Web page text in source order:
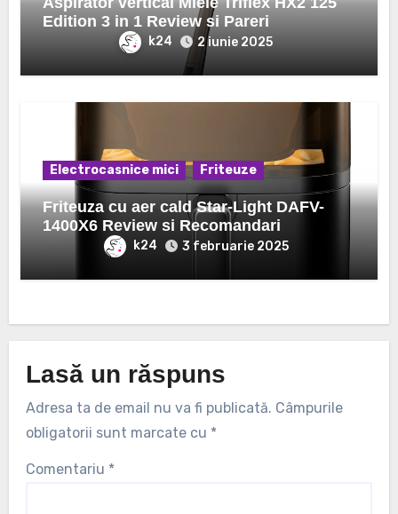
Edition 3 in 1 Review si Pareri
k24 2 iunie 2025
Electrocasnice mici Friteuze
Friteuza cu aer cald Star-Light DAFV-
1400X6 Review si Recomandari
k24 3 februarie 2025
Lasă un răspuns
Adresa ta de email nu va fi publicată. Câmpurile
obligatorii sunt marcate cu *
Comentariu *